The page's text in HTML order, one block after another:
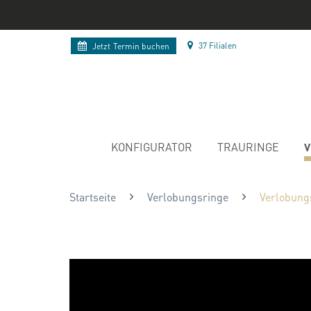
Jetzt Termin buchen 37 Filialen
KONFIGURATOR TRAURINGE
Startseite Verlobungsringe